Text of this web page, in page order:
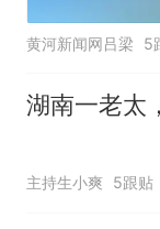
黄河新闻网吕梁 5
湖南一老太
主持生小爽 5跟贴